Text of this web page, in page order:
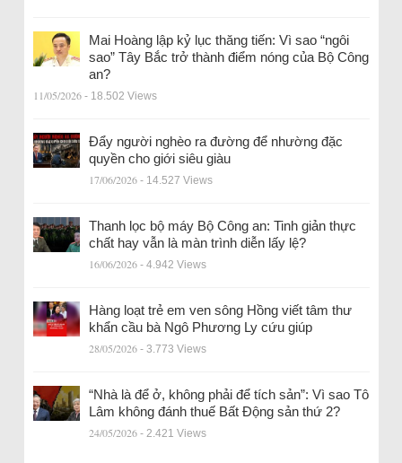
Mai Hoàng lập kỷ lục thăng tiến: Vì sao “ngôi
sao” Tây Bắc trở thành điểm nóng của Bộ Công
an?
11/05/2026 - 18.502 Views
Đẩy người nghèo ra đường để nhường đặc
quyền cho giới siêu giàu
17/06/2026 - 14.527 Views
Thanh lọc bộ máy Bộ Công an: Tinh giản thực
chất hay vẫn là màn trình diễn lấy lệ?
16/06/2026 - 4.942 Views
Hàng loạt trẻ em ven sông Hồng viết tâm thư
khẩn cầu bà Ngô Phương Ly cứu giúp
28/05/2026 - 3.773 Views
“Nhà là để ở, không phải để tích sản”: Vì sao Tô
Lâm không đánh thuế Bất Động sản thứ 2?
24/05/2026 - 2.421 Views